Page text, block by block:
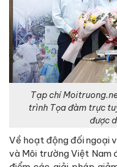
môi trường, chủ động
phần đưa đất nước
bền vững.
Tags: Xã hội
Hội Nước